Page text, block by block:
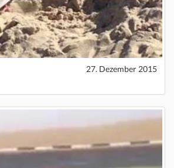
27. Dezember 2015